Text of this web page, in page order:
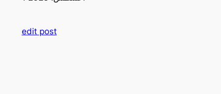
edit post